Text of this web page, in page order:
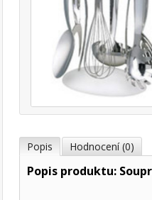
Popis Hodnocení (0)
Popis produktu: